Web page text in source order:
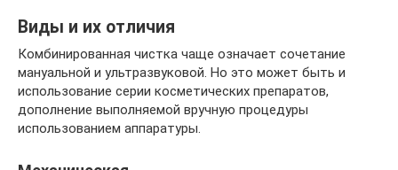
Виды и их отличия
Комбинированная чистка чаще означает сочетание
мануальной и ультразвуковой. Но это может быть и
использование серии косметических препаратов,
дополнение выполняемой вручную процедуры
использованием аппаратуры.